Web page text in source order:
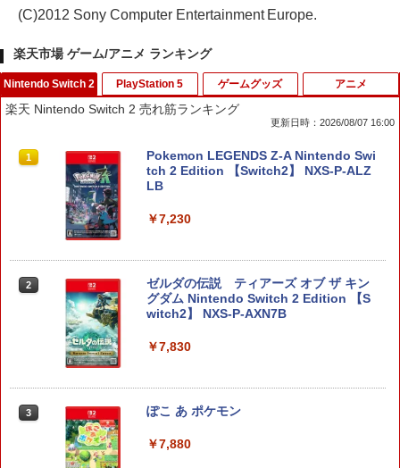
(C)2012 Sony Computer Entertainment Europe.
楽天市場 ゲーム/アニメ ランキング
Nintendo Switch 2
楽天 Nintendo Switch 2 売れ筋ランキング
更新日時：2026/08/07 16:00
1
Pokemon LEGENDS Z-A Nintendo Swi
tch 2 Edition 【Switch2】 NXS-P-ALZ
LB
￥7,230
2
ゼルダの伝説 ティアーズ オブ ザ キン
グダム Nintendo Switch 2 Edition 【S
witch2】 NXS-P-AXN7B
￥7,830
3 ぽこ あ ポケモン
￥7,880
PlayStation 5 ゲームグッズ アニメ